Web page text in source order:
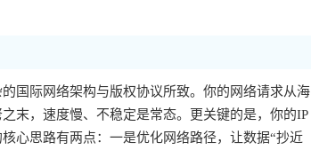
国际网络架构与版权协议所致。你的网络请求从海
末，速度慢、不稳定是常态。更关键的是，你的IP
心思路有两点：一是优化网络路径，让数据“抄近